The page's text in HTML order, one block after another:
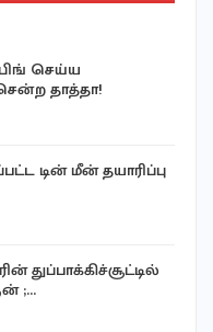
செய்ய
தாத்தா!
டின் மீன் தயாரிப்பு
துப்பாக்கிச்சூட்டில்
;…